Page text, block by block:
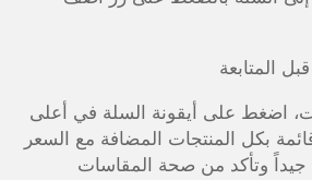
المتابعة
اضغط على أيقونة السلة في أعلى
بكل المنتجات المضافة مع السعر
جيداً وتأكد من صحة المقاسات